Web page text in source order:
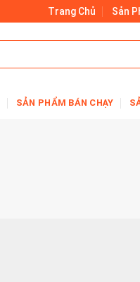
Trang Chủ Sản
SẢN PHẨM BÁN CHẠY